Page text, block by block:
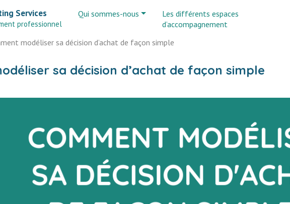
Services
professionnel
Qui sommes-nous
Les différents espaces
d’accompagnement
modéliser sa décision d’achat de façon simple
sa décision d’achat de façon simple